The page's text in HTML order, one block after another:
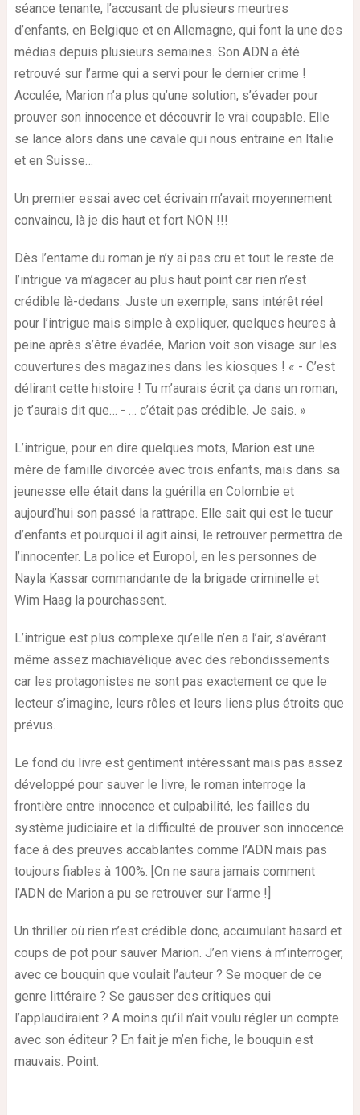
séance tenante, l’accusant de plusieurs meurtres
d’enfants, en Belgique et en Allemagne, qui font la une des
médias depuis plusieurs semaines. Son ADN a été
retrouvé sur l’arme qui a servi pour le dernier crime !
Acculée, Marion n’a plus qu’une solution, s’évader pour
prouver son innocence et découvrir le vrai coupable. Elle
se lance alors dans une cavale qui nous entraine en Italie
et en Suisse…
Un premier essai avec cet écrivain m’avait moyennement
convaincu, là je dis haut et fort NON !!!
Dès l’entame du roman je n’y ai pas cru et tout le reste de
l’intrigue va m’agacer au plus haut point car rien n’est
crédible là-dedans. Juste un exemple, sans intérêt réel
pour l’intrigue mais simple à expliquer, quelques heures à
peine après s’être évadée, Marion voit son visage sur les
couvertures des magazines dans les kiosques ! « - C’est
délirant cette histoire ! Tu m’aurais écrit ça dans un roman,
je t’aurais dit que… - … c’était pas crédible. Je sais. »
L’intrigue, pour en dire quelques mots, Marion est une
mère de famille divorcée avec trois enfants, mais dans sa
jeunesse elle était dans la guérilla en Colombie et
aujourd’hui son passé la rattrape. Elle sait qui est le tueur
d’enfants et pourquoi il agit ainsi, le retrouver permettra de
l’innocenter. La police et Europol, en les personnes de
Nayla Kassar commandante de la brigade criminelle et
Wim Haag la pourchassent.
L’intrigue est plus complexe qu’elle n’en a l’air, s’avérant
même assez machiavélique avec des rebondissements
car les protagonistes ne sont pas exactement ce que le
lecteur s’imagine, leurs rôles et leurs liens plus étroits que
prévus.
Le fond du livre est gentiment intéressant mais pas assez
développé pour sauver le livre, le roman interroge la
frontière entre innocence et culpabilité, les failles du
système judiciaire et la difficulté de prouver son innocence
face à des preuves accablantes comme l’ADN mais pas
toujours fiables à 100%. [On ne saura jamais comment
l’ADN de Marion a pu se retrouver sur l’arme !]
Un thriller où rien n’est crédible donc, accumulant hasard et
coups de pot pour sauver Marion. J’en viens à m’interroger,
avec ce bouquin que voulait l’auteur ? Se moquer de ce
genre littéraire ? Se gausser des critiques qui
l’applaudiraient ? A moins qu’il n’ait voulu régler un compte
avec son éditeur ? En fait je m’en fiche, le bouquin est
mauvais. Point.